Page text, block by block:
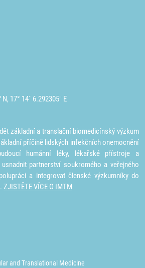
17° 14´ 6.292305" E
základní a translační biomedicínský výzkum
příčině lidských infekčních onemocnění
humánní léky, lékařské přístroje a
partnerství soukromého a veřejného
a integrovat členské výzkumníky do
ZJISTĚTE VÍCE O IMTM
and Translational Medicine